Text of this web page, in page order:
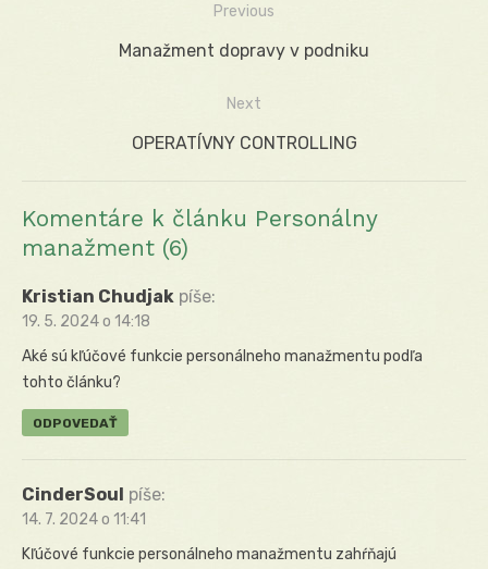
Navigácia
Previous
Previous
Manažment dopravy v podniku
Next
Next
OPERATÍVNY CONTROLLING
Komentáre k článku Personálny
manažment (6)
Kristian Chudjak píše:
19. 5. 2024 o 14:18
Aké sú kľúčové funkcie personálneho manažmentu podľa
tohto článku?
ODPOVEDAŤ
CinderSoul píše:
14. 7. 2024 o 11:41
Kľúčové funkcie personálneho manažmentu zahŕňajú